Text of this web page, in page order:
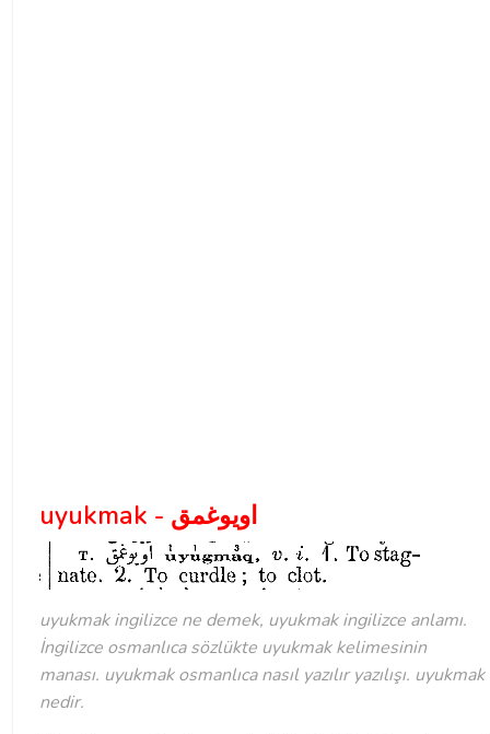
uyukmak - اويوغمق
uyukmak ingilizce ne demek, uyukmak ingilizce anlamı.
İngilizce osmanlıca sözlükte uyukmak kelimesinin
manası. uyukmak osmanlıca nasıl yazılır yazılışı. uyukmak
nedir.